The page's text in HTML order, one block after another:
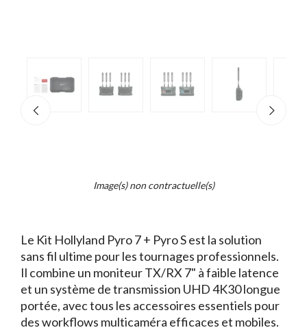
Image(s) non contractuelle(s)
Le Kit Hollyland Pyro 7 + Pyro S est la solution
sans fil ultime pour les tournages professionnels.
Il combine un moniteur TX/RX 7" à faible latence
et un système de transmission UHD 4K30 longue
portée, avec tous les accessoires essentiels pour
des workflows multicaméra efficaces et mobiles.